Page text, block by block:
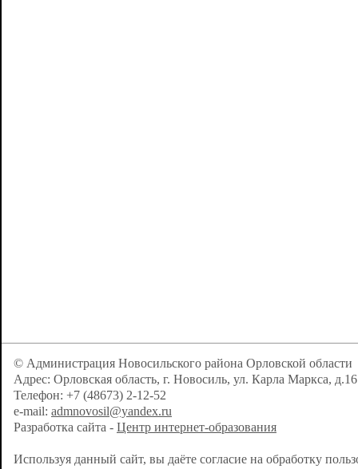
© Администрация Новосильского района Орловской области
Адрес: Орловская область, г. Новосиль, ул. Карла Маркса, д.16
Телефон: +7 (48673) 2-12-52
e-mail: admnovosil@yandex.ru
Разработка сайта - Центр интернет-образования
Используя данный сайт, вы даёте согласие на обработку